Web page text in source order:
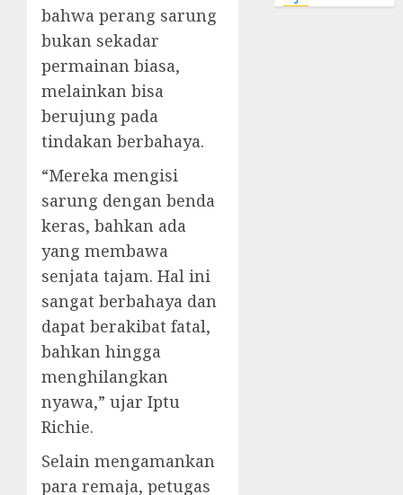
bahwa perang sarung
bukan sekadar
permainan biasa,
melainkan bisa
berujung pada
tindakan berbahaya.
“Mereka mengisi
sarung dengan benda
keras, bahkan ada
yang membawa
senjata tajam. Hal ini
sangat berbahaya dan
dapat berakibat fatal,
bahkan hingga
menghilangkan
nyawa,” ujar Iptu
Richie.
Selain mengamankan
para remaja, petugas